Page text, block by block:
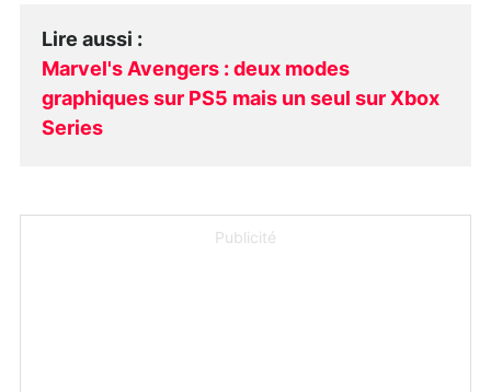
Lire aussi :
Marvel's Avengers : deux modes
graphiques sur PS5 mais un seul sur Xbox
Series
Publicité